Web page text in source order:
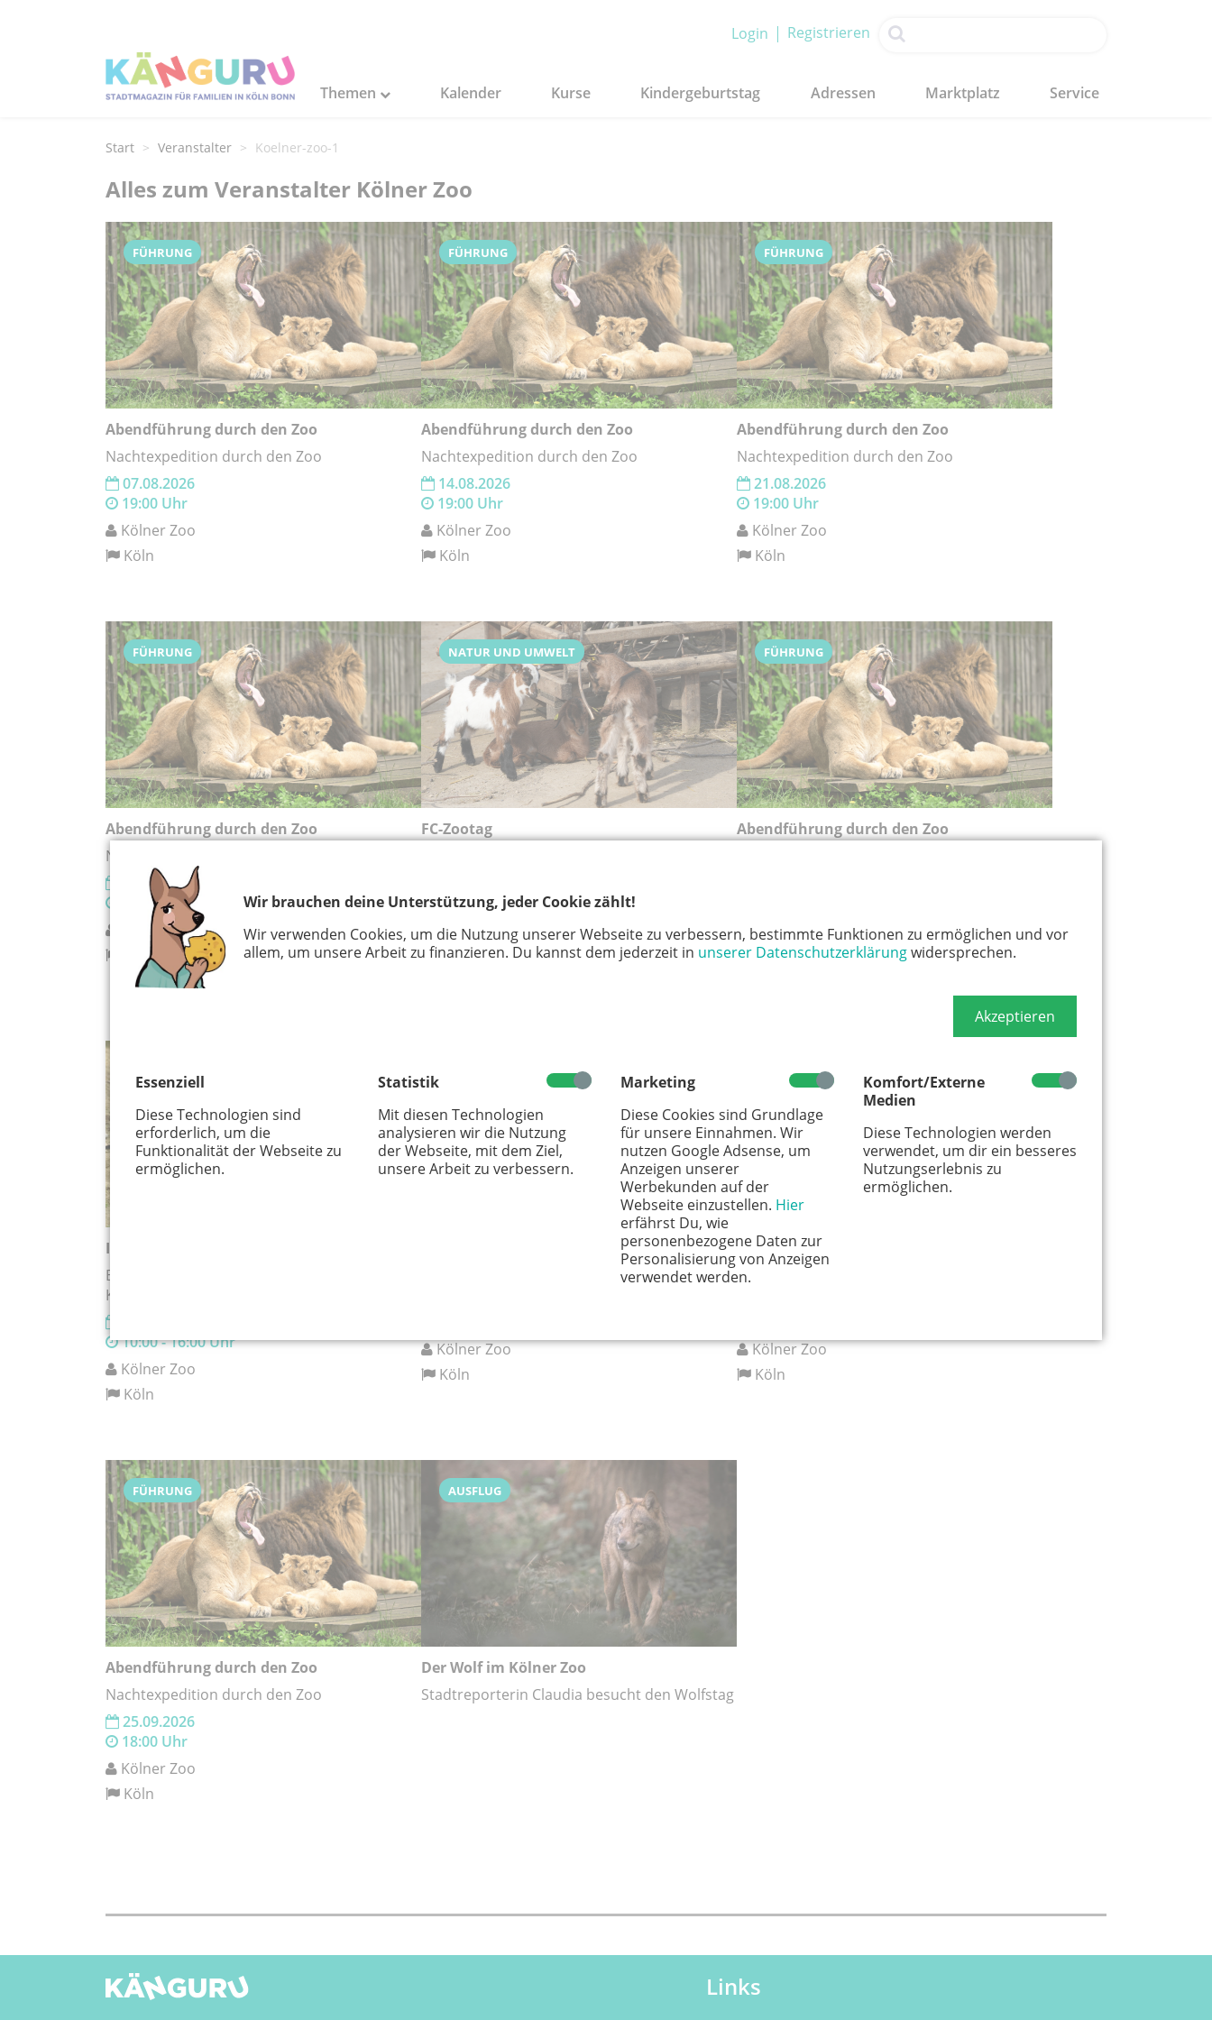
Wir brauchen deine Unterstützung, jeder Cookie zählt!
Wir verwenden Cookies, um die Nutzung unserer Webseite zu verbessern, bestimmte Funktionen zu ermöglichen und vor
allem, um unsere Arbeit zu finanzieren. Du kannst dem jederzeit in unserer Datenschutzerklärungwidersprechen.
Akzeptieren
Essenziell
Diese Technologien sind
erforderlich, um die
Funktionalität der Webseite zu
ermöglichen.
Statistik
Mit diesen Technologien
analysieren wir die Nutzung
der Webseite, mit dem Ziel,
unsere Arbeit zu verbessern.
Marketing
Diese Cookies sind Grundlage
für unsere Einnahmen. Wir
nutzen Google Adsense, um
Anzeigen unserer
Werbekunden auf der
Webseite einzustellen. Hier
erfährst Du, wie
personenbezogene Daten zur
Personalisierung von Anzeigen
verwendet werden.
Komfort/Externe
Medien
Diese Technologien werden
verwendet, um dir ein besseres
Nutzungserlebnis zu
ermöglichen.
Login Registrieren
Themen Kalender Kurse Kindergeburtstag Adressen Marktplatz Service
Start Veranstalter Koelner-zoo-1
Alles zum Veranstalter Kölner Zoo
FÜHRUNG
Abendführung durch den Zoo
Nachtexpedition durch den Zoo
07.08.2026
19:00 Uhr
Kölner Zoo
Köln
FÜHRUNG
Abendführung durch den Zoo
Nachtexpedition durch den Zoo
14.08.2026
19:00 Uhr
Kölner Zoo
Köln
FÜHRUNG
Abendführung durch den Zoo
Nachtexpedition durch den Zoo
21.08.2026
19:00 Uhr
Kölner Zoo
Köln
FÜHRUNG
Abendführung durch den Zoo
Nachtexpedition durch den Zoo
28.08.2026
19:00 Uhr
Kölner Zoo
Köln
NATUR UND UMWELT
FC-Zootag
01.09.2026
Kölner Zoo
FÜHRUNG
Abendführung durch den Zoo
Kölner Zoo
Köln
I-Dötzchen-Tag
Eine Aktion von der Sparkasse KölnBonn in
Kooperation mit dem Kölner Zoo
10:00 - 16:00 Uhr
Kölner Zoo
Köln
Abendführung durch den Zoo
Nachtexpedition durch den Zoo
Kölner Zoo
Köln
FÜHRUNG
Abendführung durch den Zoo
Nachtexpedition durch den Zoo
Kölner Zoo
Köln
FÜHRUNG
Abendführung durch den Zoo
Nachtexpedition durch den Zoo
25.09.2026
18:00 Uhr
Kölner Zoo
Köln
AUSFLUG
Der Wolf im Kölner Zoo
Stadtreporterin Claudia besucht den Wolfstag
Links